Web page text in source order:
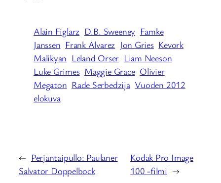
Alain Figlarz D.B. Sweeney Famke
Janssen Frank Alvarez Jon Gries Kevork
Malikyan Leland Orser Liam Neeson
Luke Grimes Maggie Grace Olivier
Megaton Rade Serbedzija Vuoden 2012
elokuva
← Perjantaipullo: Paulaner
Salvator Doppelbock
Kodak Pro Image
100 -filmi →